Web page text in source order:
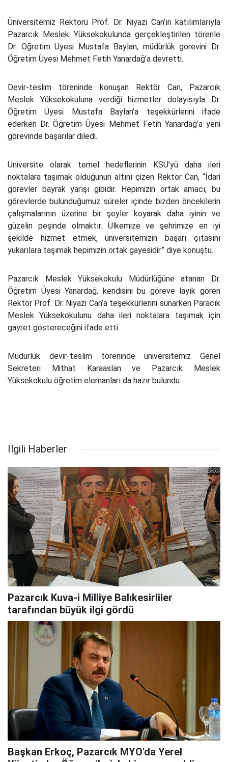
Üniversitemiz Rektörü Prof. Dr. Niyazi Can’ın katılımlarıyla
Pazarcık Meslek Yüksekokulunda gerçekleştirilen törenle
Dr. Öğretim Üyesi Mustafa Baylan, müdürlük görevini Dr.
Öğretim Üyesi Mehmet Fetih Yanardağ’a devretti.
Devir-teslim töreninde konuşan Rektör Can, Pazarcık
Meslek Yüksekokuluna verdiği hizmetler dolayısıyla Dr.
Öğretim Üyesi Mustafa Baylan’a teşekkürlerini ifade
ederken Dr. Öğretim Üyesi Mehmet Fetih Yanardağ’a yeni
görevinde başarılar diledi.
Üniversite olarak temel hedeflerinin KSÜ’yü daha ileri
noktalara taşımak olduğunun altını çizen Rektör Can, “İdari
görevler bayrak yarışı gibidir. Hepimizin ortak amacı, bu
görevlerde bulunduğumuz süreler içinde bizden öncekilerin
çalışmalarının üzerine bir şeyler koyarak daha iyinin ve
güzelin peşinde olmaktır. Ülkemize ve şehrimize en iyi
şekilde hizmet etmek, üniversitemizin başarı çıtasını
yukarılara taşımak hepimizin ortak gayesidir.” diye konuştu.
Pazarcık Meslek Yüksekokulu Müdürlüğüne atanan Dr.
Öğretim Üyesi Yanardağ, kendisini bu göreve layık gören
Rektör Prof. Dr. Niyazi Can’a teşekkürlerini sunarken Paracık
Meslek Yüksekokulunu daha ileri noktalara taşımak için
gayret göstereceğini ifade etti.
Müdürlük devir-teslim töreninde üniversitemiz Genel
Sekreteri Mithat Karaaslan ve Pazarcık Meslek
Yüksekokulu öğretim elemanları da hazır bulundu.
İlgili Haberler
Pazarcık Kuva-i Milliye Balıkesirliler
tarafından büyük ilgi gördü
Başkan Erkoç, Pazarcık MYO'da Yerel